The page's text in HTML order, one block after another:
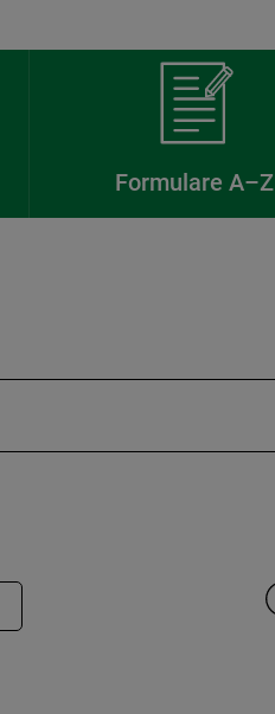
Formulare A–Z